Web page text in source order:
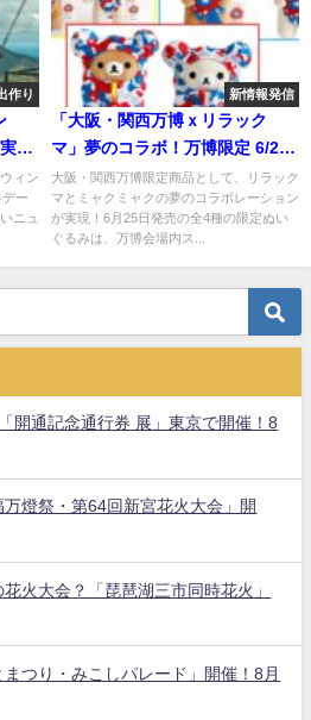
作り
ィン
ー
ニュ
新情報発信
「大阪・関西万博ｘリラック
マ」夢のコラボ！万博限定 6/25
発売
大阪・関西万博限定商品として、リラック
マとミャクミャクの夢のコラボレーション
が実現！6月25日発売の全4種の限定ぬい
ぐるみは、万博会場内ス...
開通記念通行券 展」東京で開催！8
燈祭・第64回新宮花火大会」開
火大会？「琵琶湖三市同時花火」
つり・みこしパレード」開催！8月